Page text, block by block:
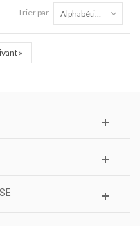
Trier par
»